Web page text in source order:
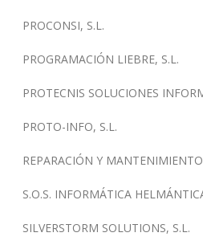
PROCONSI, S.L.
PROGRAMACIÓN LIEBRE, S.L.
PROTECNIS SOLUCIONES
PROTO-INFO, S.L.
REPARACIÓN Y
S.O.S. INFORMÁTICA
SILVERSTORM SOLUTIONS, S.L.